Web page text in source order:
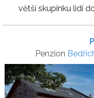
větší skupinku lidí
Penzion